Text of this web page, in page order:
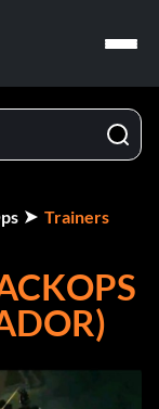
Trainers